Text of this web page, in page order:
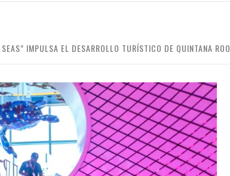
IMPULSA EL DESARROLLO TURÍSTICO DE QUINTANA ROO